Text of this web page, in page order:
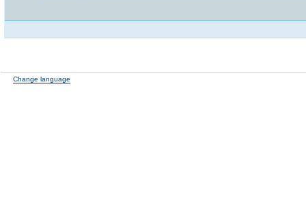
Change language